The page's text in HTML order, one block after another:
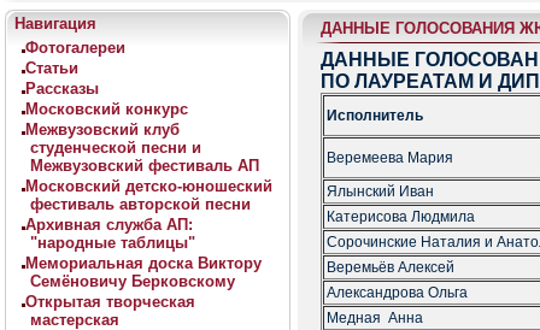
Навигация
Фотогалереи
Статьи
Рассказы
Московский конкурс
Межвузовский клуб
студенческой песни и
Межвузовский фестиваль АП
Московский детско-юношеский
фестиваль авторской песни
Архивная служба АП:
"народные таблицы"
Мемориальная доска Виктору
Семёновичу Берковскому
Открытая творческая
мастерская
ДАННЫЕ ГОЛОСОВАНИЯ
ДАННЫЕ
ПО ЛАУРЕАТАМ И
Исполнитель
Веремеева Мария
Ялынский Иван
Катерисова Людмила
Сорочинские Наталия и
Веремьёв Алексей
Александрова Ольга
Медная Анна